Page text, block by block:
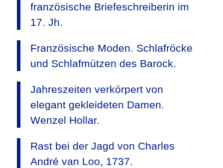
französische Briefeschreiberin im
17. Jh.
Französische Moden. Schlafröcke
und Schlafmützen des Barock.
Jahreszeiten verkörpert von
elegant gekleideten Damen.
Wenzel Hollar.
Rast bei der Jagd von Charles
André van Loo, 1737.